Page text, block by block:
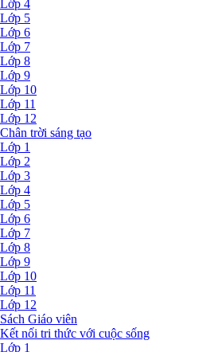
Lớp 4
Lớp 5
Lớp 6
Lớp 7
Lớp 8
Lớp 9
Lớp 10
Lớp 11
Lớp 12
Chân trời sáng tạo
Lớp 1
Lớp 2
Lớp 3
Lớp 4
Lớp 5
Lớp 6
Lớp 7
Lớp 8
Lớp 9
Lớp 10
Lớp 11
Lớp 12
Sách Giáo viên
Kết nối tri thức với cuộc sống
Lớp 1